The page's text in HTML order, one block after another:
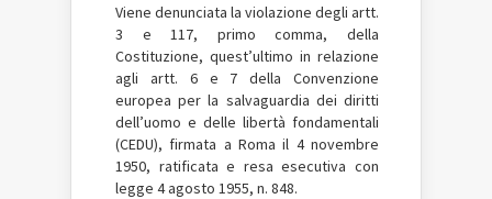
Viene denunciata la violazione degli artt.
3 e 117, primo comma, della
Costituzione, quest’ultimo in relazione
agli artt. 6 e 7 della Convenzione
europea per la salvaguardia dei diritti
dell’uomo e delle libertà fondamentali
(CEDU), firmata a Roma il 4 novembre
1950, ratificata e resa esecutiva con
legge 4 agosto 1955, n. 848.